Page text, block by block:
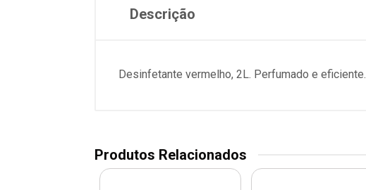
Descrição
Desinfetante vermelho, 2L. Perfumado e eficiente.
Produtos Relacionados